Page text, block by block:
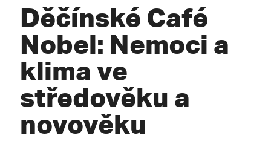
Děčínské Café
Nobel: Nemoci a
klima ve
středověku a
novověku